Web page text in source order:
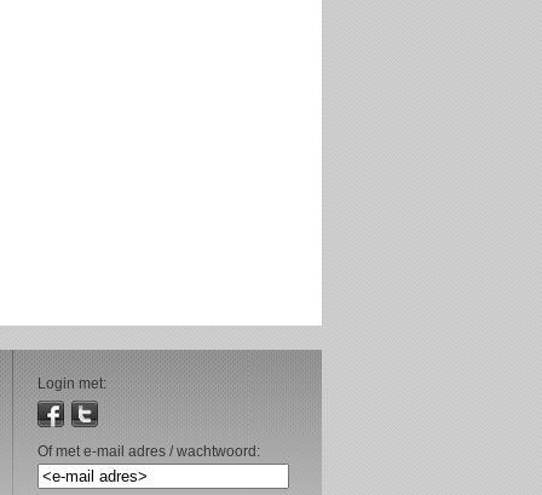
Login met:
Of met e-mail adres / wachtwoord: